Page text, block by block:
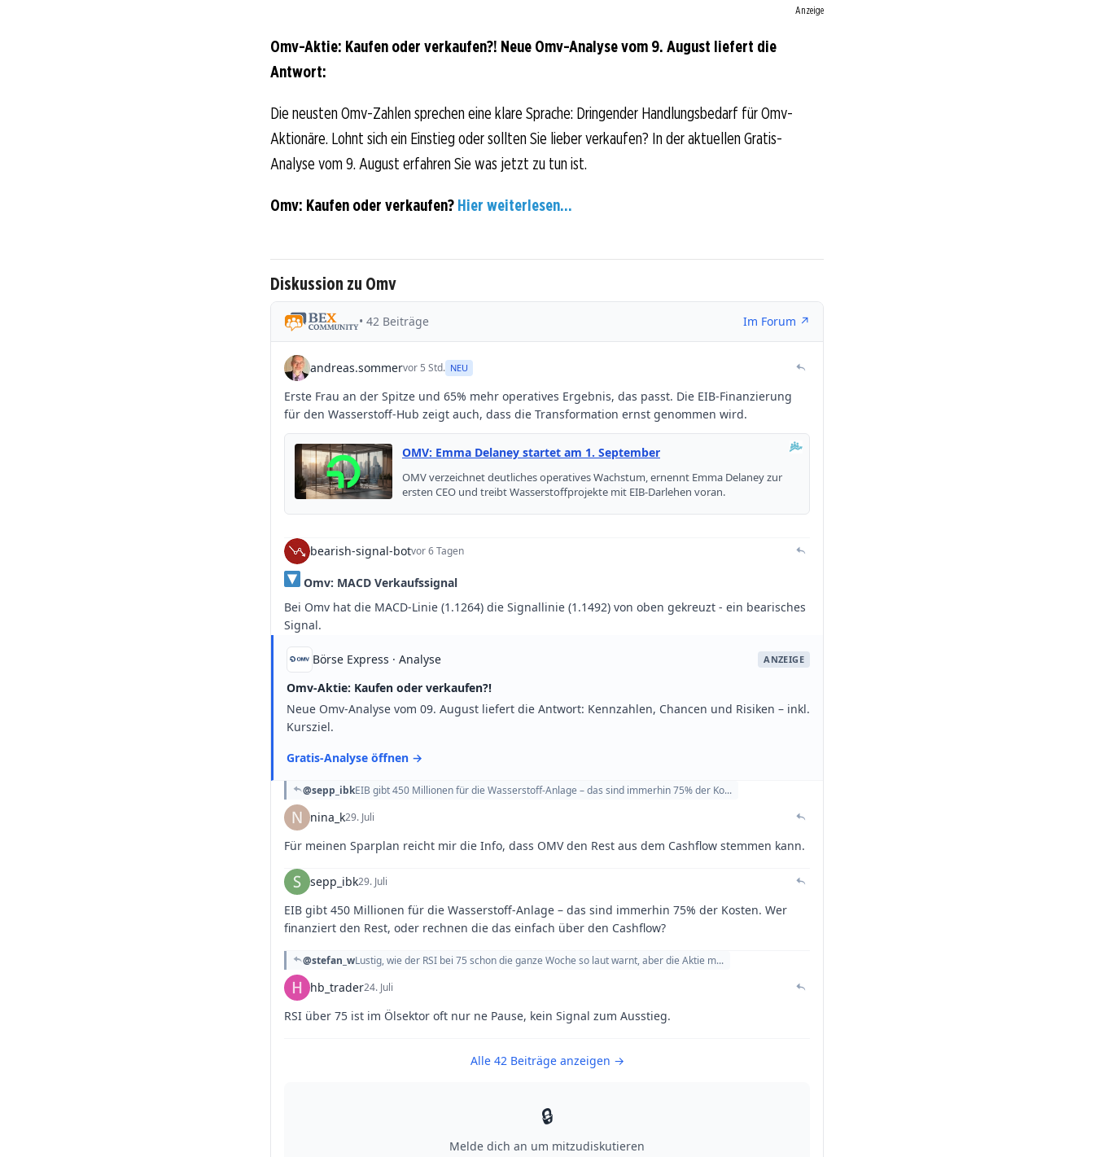
Anzeige
Omv-Aktie: Kaufen oder verkaufen?! Neue Omv-Analyse vom 9. August liefert die
Antwort:
Die neusten Omv-Zahlen sprechen eine klare Sprache: Dringender Handlungsbedarf für Omv-
Aktionäre. Lohnt sich ein Einstieg oder sollten Sie lieber verkaufen? In der aktuellen Gratis-
Analyse vom 9. August erfahren Sie was jetzt zu tun ist.
Omv: Kaufen oder verkaufen? Hier weiterlesen...
Diskussion zu Omv